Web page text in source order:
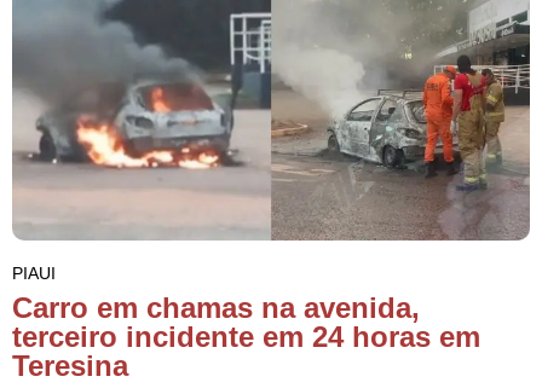
PIAUI
Carro em chamas na avenida,
terceiro incidente em 24 horas em
Teresina